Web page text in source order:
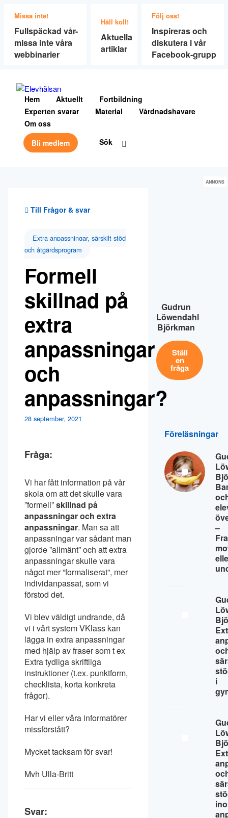
Missa inte!
Fullspäckad vår-
missa inte våra
webbinarier
Håll koll!
Aktuella
artiklar
Följ oss!
Inspireras och
diskutera i vår
Facebook-grupp
Hem Aktuellt
Fortbildning
Experten svarar
Material
Vårdnadshavare
Om oss
Bli medlem
Sök
Till Frågor & svar
Extra anpassningar, särskilt stöd
och åtgärdsprogram
Formell
skillnad på
extra
anpassningar
och
anpassningar?
28 september, 2021
Fråga:
Vi har fått information på vår
skola om att det skulle vara
”formell”skillnad på
anpassningar och extra
anpassningar. Man sa att
anpassningar var sådant man
gjorde ”allmänt” och att extra
anpassningar skulle vara
något mer ”formaliserat”, mer
individanpassat, som vi
förstod det.
Vi blev väldigt undrande, då
vi i vårt system VKlass kan
lägga in extra anpassningar
med hjälp av fraser som t ex
Extra tydliga skriftliga
instruktioner (t.ex. punktform,
checklista, korta konkreta
frågor).
Har vi eller våra informatörer
missförstått?
Mycket tacksam för svar!
Mvh Ulla-Britt
Svar:
Gudrun
Löwendahl
Björkman
Ställ
en
fråga
Föreläsningar
–
i
ANNONS